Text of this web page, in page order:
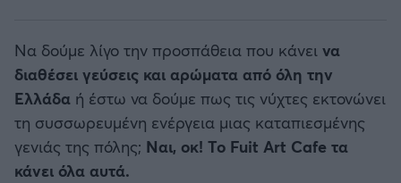
Να δούμε λίγο την προσπάθεια που κάνει να
διαθέσει γεύσεις και αρώματα από όλη την
Ελλάδα ή έστω να δούμε πως τις νύχτες εκτονώνει
τη συσσωρευμένη ενέργεια μιας καταπιεσμένης
γενιάς της πόλης; Ναι, οκ! Το Fuit Art Cafe τα
κάνει όλα αυτά.